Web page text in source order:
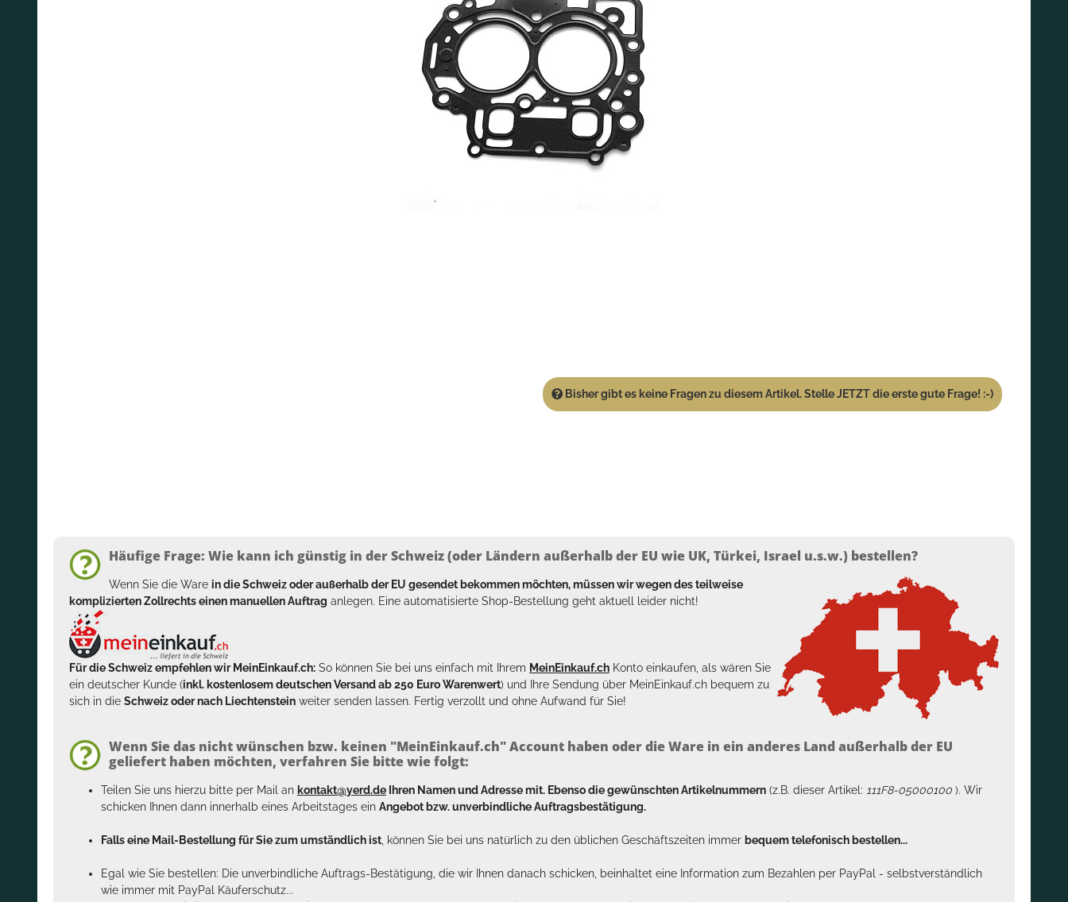
Bisher gibt es keine Fragen zu diesem Artikel. Stelle JETZT die erste gute Frage! :-)
Häufige Frage: Wie kann ich günstig in der Schweiz (oder Ländern außerhalb der EU wie UK, Türkei, Israel u.s.w.) bestellen?
Wenn Sie die Ware in die Schweiz oder außerhalb der EU gesendet bekommen möchten, müssen wir wegen des teilweise
komplizierten Zollrechts einen manuellen Auftrag anlegen. Eine automatisierte Shop-Bestellung geht aktuell leider nicht!
Für die Schweiz empfehlen wir MeinEinkauf.ch: So können Sie bei uns einfach mit Ihrem MeinEinkauf.ch Konto einkaufen, als wären Sie
ein deutscher Kunde (inkl. kostenlosem deutschen Versand ab 250 Euro Warenwert) und Ihre Sendung über MeinEinkauf.ch bequem zu
sich in die Schweiz oder nach Liechtenstein weiter senden lassen. Fertig verzollt und ohne Aufwand für Sie!
Wenn Sie das nicht wünschen bzw. keinen "MeinEinkauf.ch" Account haben oder die Ware in ein anderes Land außerhalb der EU
geliefert haben möchten, verfahren Sie bitte wie folgt:
Teilen Sie uns hierzu bitte per Mail an kontakt@yerd.de Ihren Namen und Adresse mit. Ebenso die gewünschten Artikelnummern (z.B. dieser Artikel: 111F8-05000100 ). Wir
schicken Ihnen dann innerhalb eines Arbeitstages ein Angebot bzw. unverbindliche Auftragsbestätigung.
Falls eine Mail-Bestellung für Sie zum umständlich ist , können Sie bei uns natürlich zu den üblichen Geschäftszeiten immer bequem telefonisch bestellen...
Egal wie Sie bestellen: Die unverbindliche Auftrags-Bestätigung, die wir Ihnen danach schicken, beinhaltet eine Information zum Bezahlen per PayPal - selbstverständlich
wie immer mit PayPal Käuferschutz...